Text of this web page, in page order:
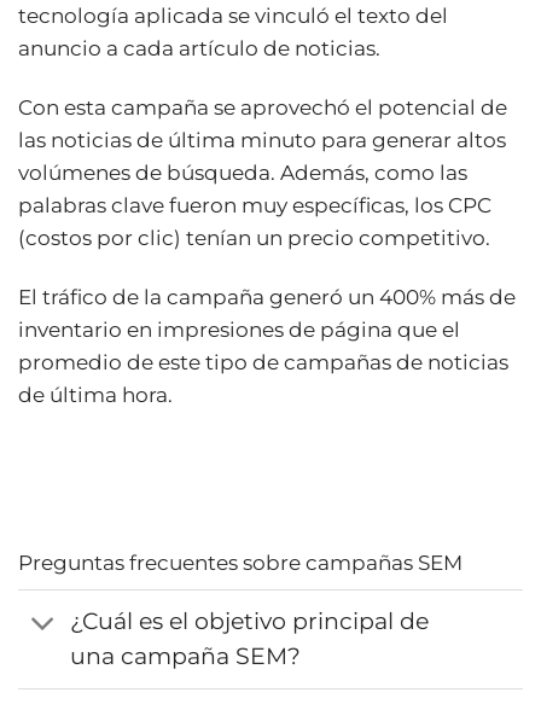
tecnología aplicada se vinculó el texto del
anuncio a cada artículo de noticias.
Con esta campaña se aprovechó el potencial de
las noticias de última minuto para generar altos
volúmenes de búsqueda. Además, como las
palabras clave fueron muy específicas, los CPC
(costos por clic) tenían un precio competitivo.
El tráfico de la campaña generó un 400% más de
inventario en impresiones de página que el
promedio de este tipo de campañas de noticias
de última hora.
Preguntas frecuentes sobre campañas SEM
¿Cuál es el objetivo principal de
una campaña SEM?